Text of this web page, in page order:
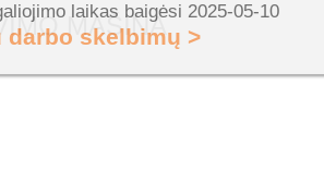
MAŠINA
laikas baigėsi 2025-05-10
darbo skelbimų >